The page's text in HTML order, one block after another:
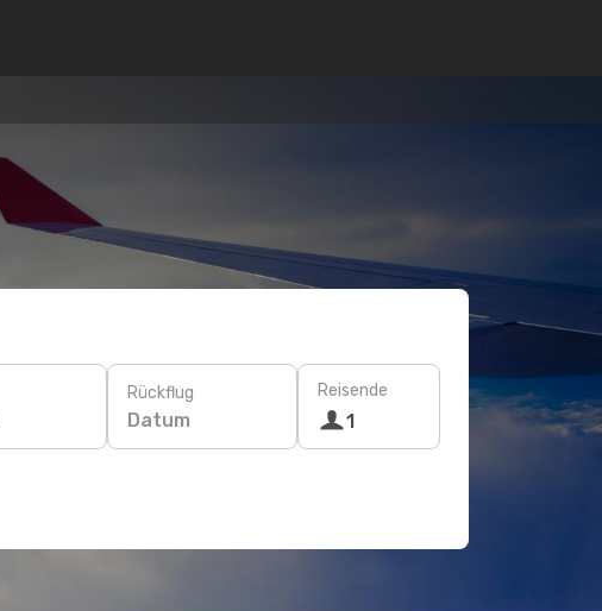
Rückflug
Datum
Reisende
1